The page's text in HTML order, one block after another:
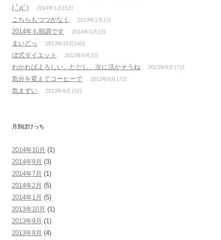
( ﾟдﾟ) 2014年1月15日
こちらもつつがなく 2014年1月1日
2014年も順調です 2014年1月1日
まいどっ 2013年10月14日
ぼ式ダイエット 2013年9月2日
わかればよろしい。ただし、次に活かそうね 2013年8月17日
気分を変えてコーヒーで 2013年8月17日
気まずい 2013年8月15日
月別ぼけっち
2014年10月 (1)
2014年9月 (3)
2014年7月 (1)
2014年2月 (5)
2014年1月 (5)
2013年10月 (1)
2013年9月 (1)
2013年8月 (4)